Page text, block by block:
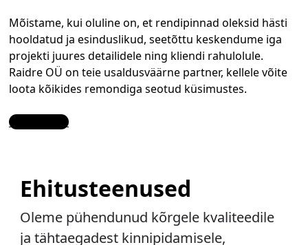
Mõistame, kui oluline on, et rendipinnad oleksid hästi
hooldatud ja esinduslikud, seetõttu keskendume iga
projekti juures detailidele ning kliendi rahulolule.
Raidre OÜ on teie usaldusväärne partner, kellele võite
loota kõikides remondiga seotud küsimustes.
Contact Us
Ehitusteenused
Oleme pühendunud kõrgele kvaliteedile
ja tähtaegadest kinnipidamisele,